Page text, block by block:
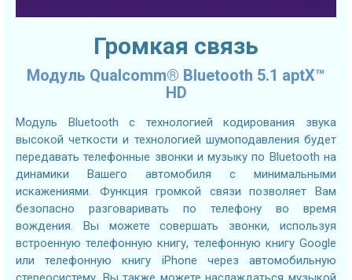
Громкая связь
Модуль Qualcomm® Bluetooth 5.1 aptX™
HD
Модуль Bluetooth с технологией кодирования звука
высокой четкости и технологией шумоподавления будет
передавать телефонные звонки и музыку по Bluetooth на
динамики Вашего автомобиля с минимальными
искажениями. Функция громкой связи позволяет Вам
безопасно разговаривать по телефону во время
вождения. Вы можете совершать звонки, используя
встроенную телефонную книгу, телефонную книгу Google
или телефонную книгу iPhone через автомобильную